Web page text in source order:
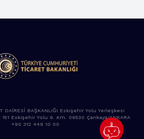
DAİRESİ BAŞKANLIĞI Eskişehir Yolu Yerleşkesi
151 Eskişehir Yolu 9. Km. 06530 Çankaya/ANKARA
+90 312 449 10 00